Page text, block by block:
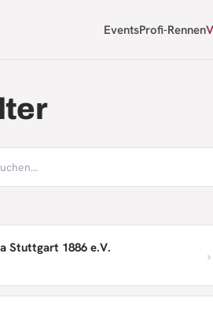
EventsProfi-Rennen
Stuttgart 1886 e.V. ›